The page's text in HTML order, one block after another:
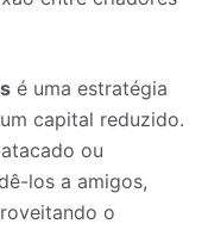
é uma estratégia
capital reduzido.
ou
los a amigos,
o